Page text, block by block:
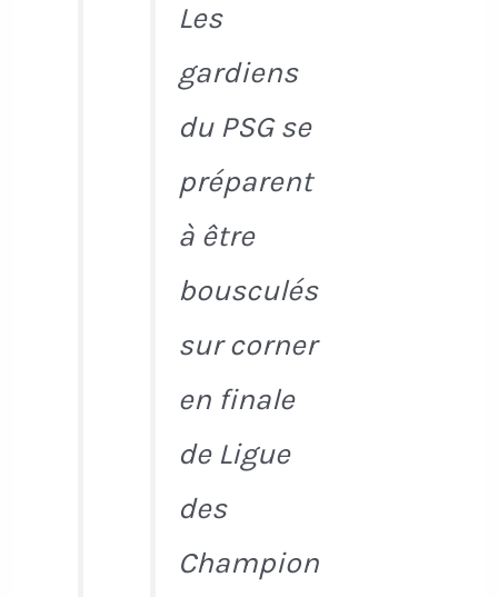
Les
gardiens
du PSG se
préparent
à être
bousculés
sur corner
en finale
de Ligue
des
Champion